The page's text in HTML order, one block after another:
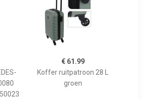
€ 61.99
Koffer ruitpatroon 28 L
groen